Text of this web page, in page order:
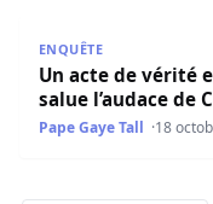
ENQUÊTE
Un acte de vérité
salue l’audace de
Pape Gaye Tall 18